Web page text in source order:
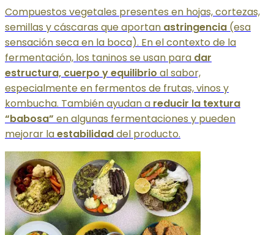
Compuestos vegetales presentes en hojas, cortezas,
semillas y cáscaras que aportan astringencia (esa
sensación seca en la boca). En el contexto de la
fermentación, los taninos se usan para dar
estructura, cuerpo y equilibrio al sabor,
especialmente en fermentos de frutas, vinos y
kombucha. También ayudan a reducir la textura
“babosa” en algunas fermentaciones y pueden
mejorar laestabilidaddel producto.